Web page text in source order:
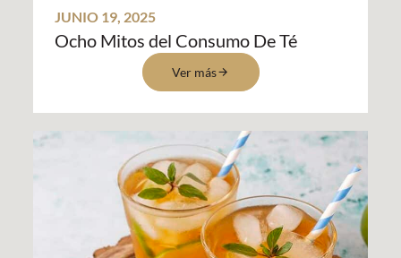
JUNIO 19, 2025
Ocho Mitos del Consumo De Té
Ver más